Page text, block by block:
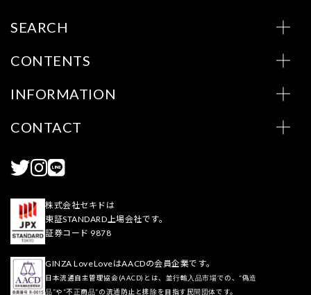
SEARCH
CONTENTS
INFORMATION
CONTACT
株式会社セキドは
東証STANDARD上場会社です。
証券コード 9878
GINZA LoveLoveはAACDの会員企業です。
日本流通自主管理協会(AACD)とは、並行輸入品市場での、“偽造
品”や“不正商品”の流通防止と排除を目指す民間団体です。